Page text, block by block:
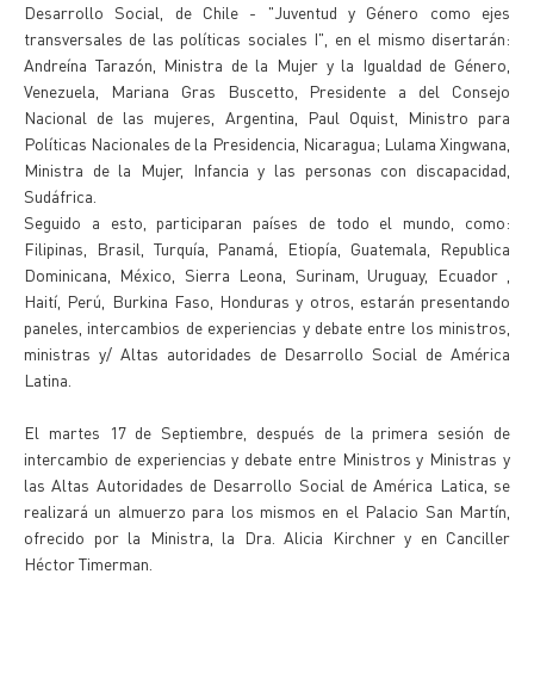
Desarrollo Social, de Chile - "Juventud y Género como ejes
transversales de las políticas sociales I", en el mismo disertarán:
Andreína Tarazón, Ministra de la Mujer y la Igualdad de Género,
Venezuela, Mariana Gras Buscetto, Presidente a del Consejo
Nacional de las mujeres, Argentina, Paul Oquist, Ministro para
Políticas Nacionales de la Presidencia, Nicaragua; Lulama Xingwana,
Ministra de la Mujer, Infancia y las personas con discapacidad,
Sudáfrica.
Seguido a esto, participaran países de todo el mundo, como:
Filipinas, Brasil, Turquía, Panamá, Etiopía, Guatemala, Republica
Dominicana, México, Sierra Leona, Surinam, Uruguay, Ecuador ,
Haití, Perú, Burkina Faso, Honduras y otros, estarán presentando
paneles, intercambios de experiencias y debate entre los ministros,
ministras y/ Altas autoridades de Desarrollo Social de América
Latina.
El martes 17 de Septiembre, después de la primera sesión de
intercambio de experiencias y debate entre Ministros y Ministras y
las Altas Autoridades de Desarrollo Social de América Latica, se
realizará un almuerzo para los mismos en el Palacio San Martín,
ofrecido por la Ministra, la Dra. Alicia Kirchner y en Canciller
Héctor Timerman.